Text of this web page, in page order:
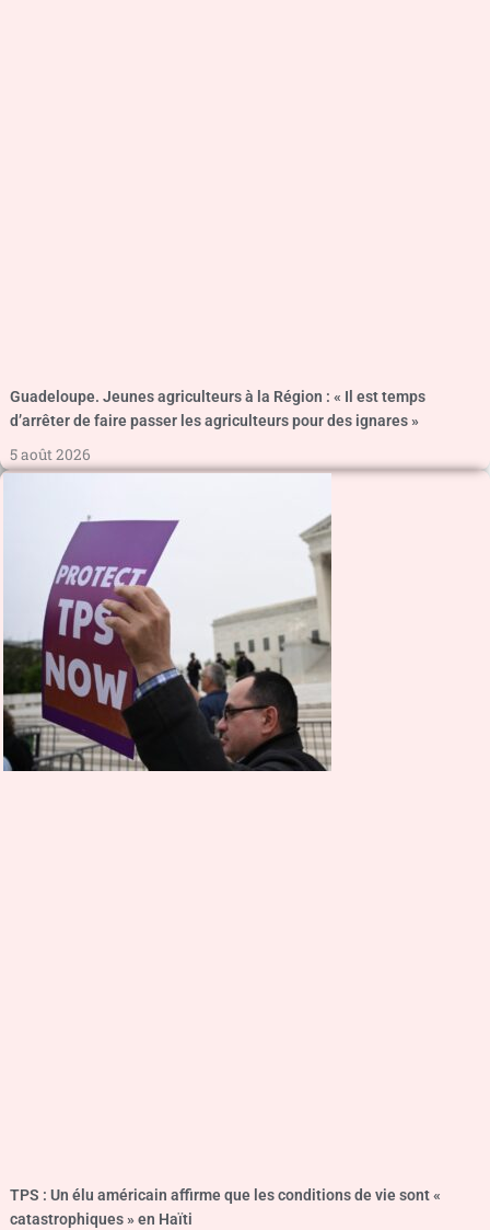
Guadeloupe. Jeunes agriculteurs à la Région : « Il est temps
d’arrêter de faire passer les agriculteurs pour des ignares »
5 août 2026
TPS : Un élu américain affirme que les conditions de vie sont «
catastrophiques » en Haïti